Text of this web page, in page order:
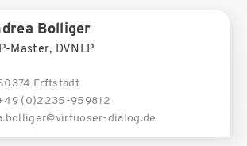
Bolliger
Master, DVNLP
Erftstadt
(0)2235-959812
dialog.de